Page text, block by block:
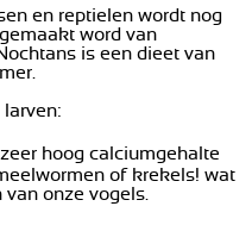
en reptielen wordt nog
word van
is een dieet van
hoog calciumgehalte
of krekels! wat
onze vogels.